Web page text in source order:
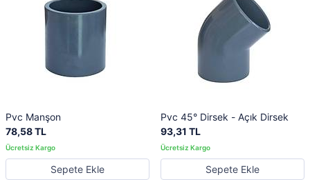
Pvc Manşon
78,58 TL
Sepete Ekle
Pvc 45° Dirsek - Açık Dirsek
93,31 TL
Sepete Ekle